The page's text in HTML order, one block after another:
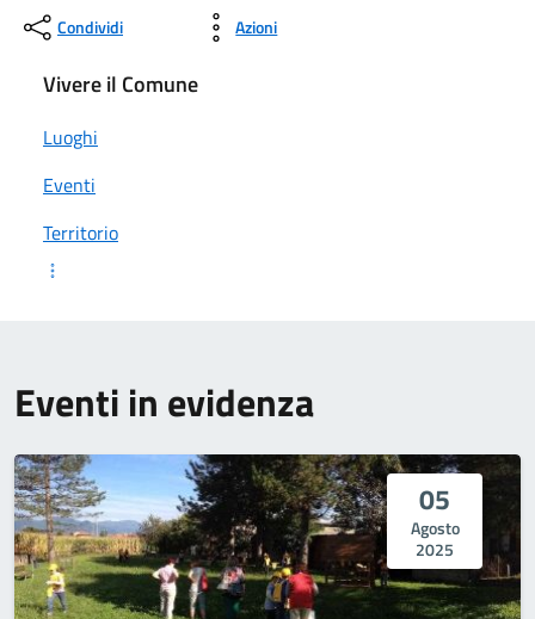
Condividi Azioni
Vivere il Comune
Luoghi
Eventi
Territorio
Eventi in evidenza
05
Agosto
2025